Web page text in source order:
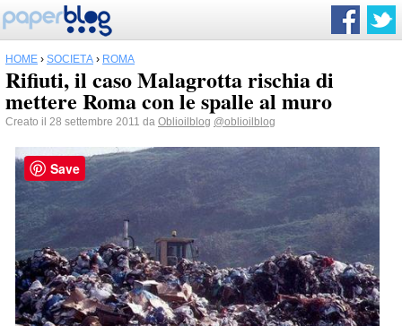
HOME › SOCIETÀ › ROMA
Rifiuti, il caso Malagrotta rischia di
mettere Roma con le spalle al muro
Creato il 28 settembre 2011 da Oblioilblog @oblioilblog
Save